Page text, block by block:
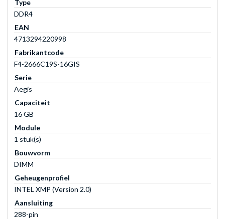
Type
DDR4
EAN
4713294220998
Fabrikantcode
F4-2666C19S-16GIS
Serie
Aegis
Capaciteit
16 GB
Module
1 stuk(s)
Bouwvorm
DIMM
Geheugenprofiel
INTEL XMP (Version 2.0)
Aansluiting
288-pin